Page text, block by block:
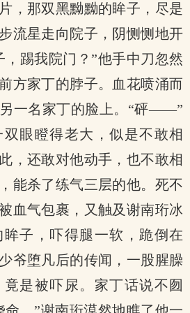
，那双黑黝黝的眸子，尽是
流星走向院子，阴恻恻地开
，踢我院门？”他手中刀忽然
方家丁的脖子。血花喷涌而
一名家丁的脸上。“砰——”
眼瞪得老大，似是不敢相
，还敢对他动手，也不敢相
能杀了练气三层的他。死不
血气包裹，又触及谢南珩冰
子，吓得腿一软，跪倒在
爷堕凡后的传闻，一股腥臊
是被吓尿。家丁话说不囫